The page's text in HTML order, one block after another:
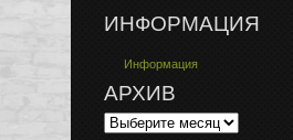
ИНФОРМАЦИЯ
Информация
АРХИВ